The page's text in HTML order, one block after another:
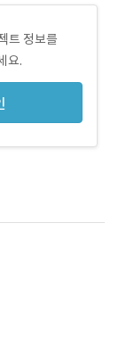
트 정보를
요.